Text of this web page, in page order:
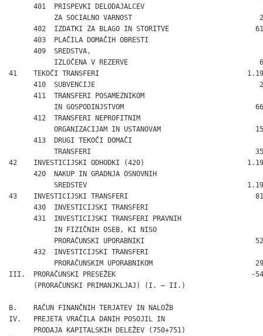
      401  PRISPEVKI DELODAJALCEV
ZA SOCIALNO VARNOST
402  IZDATKI ZA BLAGO IN STORITVE
403  PLAČILA DOMAČIH OBRESTI
      409  SREDSTVA,
IZLOČENA V REZERVE
41    TEKOČI TRANSFERI
410  SUBVENCIJE
      411  TRANSFERI POSAMEZNIKOM
IN GOSPODINJSTVOM
      412  TRANSFERI NEPROFITNIM
ORGANIZACIJAM IN USTANOVAM
      413  DRUGI TEKOČI DOMAČI
TRANSFERI
42    INVESTICIJSKI ODHODKI (420)
      420  NAKUP IN GRADNJA OSNOVNIH
SREDSTEV
43    INVESTICIJSKI TRANSFERI
430  INVESTICIJSKI TRANSFERI
      431  INVESTICIJSKI TRANSFERI PRAVNIH
           IN FIZIČNIH OSEB, KI NISO
PRORAČUNSKI UPORABNIKI
      432  INVESTICIJSKI TRANSFERI
PRORAČUNSKIM UPORABNIKOM
III.  PRORAČUNSKI PRESEŽEK                                 -
      (PRORAČUNSKI PRIMANJKLJAJ) (I. – II.)
B.    RAČUN FINANČNIH TERJATEV IN NALOŽB
IV.   PREJETA VRAČILA DANIH POSOJIL IN
      PRODAJA KAPITALSKIH DELEŽEV (750+751)